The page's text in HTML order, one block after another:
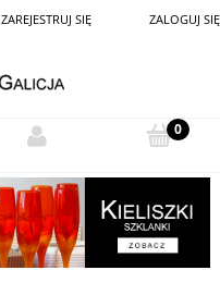
ZAREJESTRUJ SIĘ ZALOGUJ SIĘ